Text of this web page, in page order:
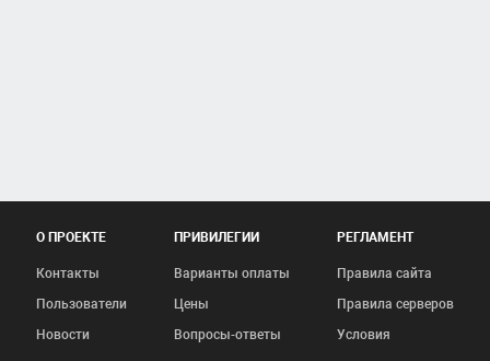
О ПРОЕКТЕ
Контакты
Пользователи
Новости
ПРИВИЛЕГИИ
Варианты оплаты
Цены
Вопросы-ответы
РЕГЛАМЕНТ
Правила сайта
Правила серверов
Условия